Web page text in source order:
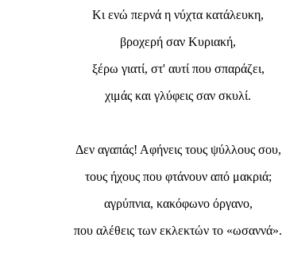
Κι ενώ περνά η νύχτα κατάλευκη,
βροχερή σαν Κυριακή,
ξέρω γιατί, στ' αυτί που σπαράζει,
χιμάς και γλύφεις σαν σκυλί.
Δεν αγαπάς! Αφήνεις τους ψύλλους σου,
τους ήχους που φτάνουν από μακριά;
αγρύπνια, κακόφωνο όργανο,
που αλέθεις των εκλεκτών το «ωσαννά».